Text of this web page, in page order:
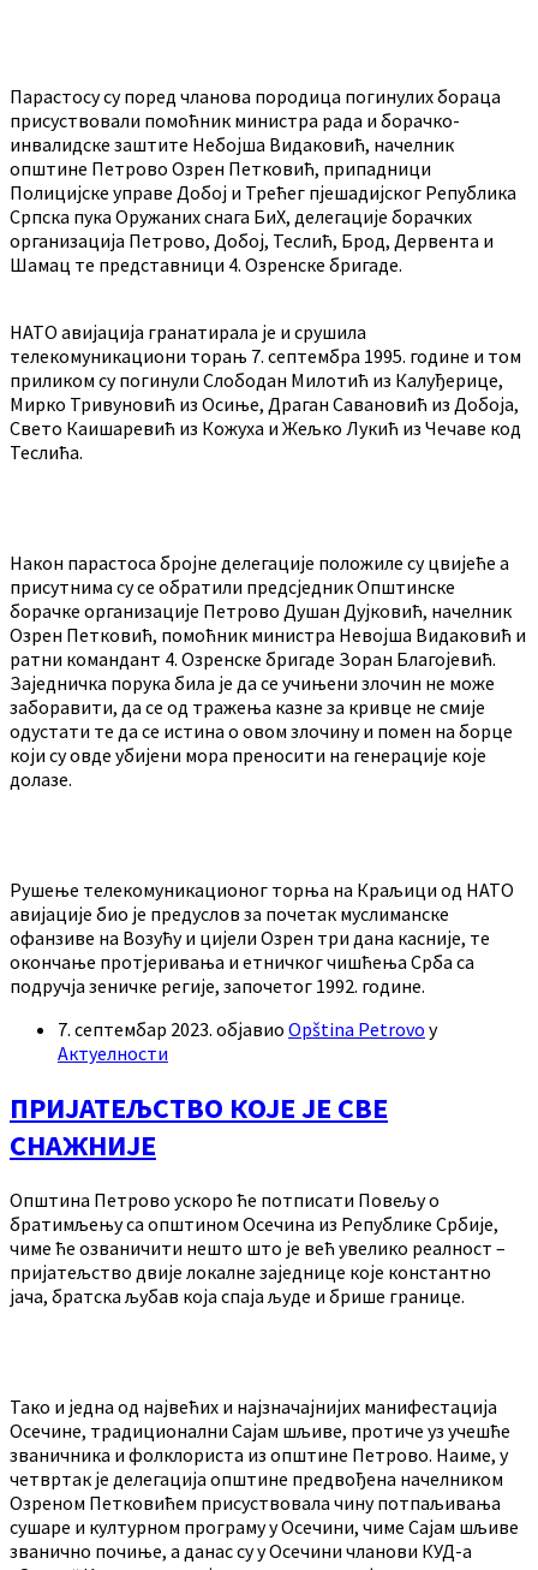
Парастосу су поред чланова породица погинулих бораца
присуствовали помоћник министра рада и борачко-
инвалидске заштите Небојша Видаковић, начелник
општине Петрово Озрен Петковић, припадници
Полицијске управе Добој и Трећег пјешадијског Република
Српска пука Оружаних снага БиХ, делегације борачких
организација Петрово, Добој, Теслић, Брод, Дервента и
Шамац те представници 4. Озренске бригаде.
НАТО авијација гранатирала је и срушила
телекомуникациони торањ 7. септембра 1995. године и том
приликом су погинули Слободан Милотић из Калуђерице,
Мирко Тривуновић из Осиње, Драган Савановић из Добоја,
Свето Каишаревић из Кожуха и Жељко Лукић из Чечаве код
Теслића.
Након парастоса бројне делегације положиле су цвијеће а
присутнима су се обратили предсједник Општинске
борачке организације Петрово Душан Дујковић, начелник
Озрен Петковић, помоћник министра Невојша Видаковић и
ратни командант 4. Озренске бригаде Зоран Благојевић.
Заједничка порука била је да се учињени злочин не може
заборавити, да се од тражења казне за кривце не смије
одустати те да се истина о овом злочину и помен на борце
који су овде убијени мора преносити на генерације које
долазе.
Рушење телекомуникационог торња на Краљици од НАТО
авијације био је предуслов за почетак муслиманске
офанзиве на Возућу и цијели Озрен три дана касније, те
окончање протјеривања и етничког чишћења Срба са
подручја зеничке регије, започетог 1992. године.
7. септембар 2023. објавио Opština Petrovo у
Актуелности
ПРИЈАТЕЉСТВО КОЈЕ ЈЕ СВЕ
СНАЖНИЈЕ
Општина Петрово ускоро ће потписати Повељу о
братимљењу са општином Осечина из Републике Србије,
чиме ће озваничити нешто што је већ увелико реалност –
пријатељство двије локалне заједнице које константно
јача, братска љубав која спаја људе и брише границе.
Тако и једна од највећих и најзначајнијих манифестација
Осечине, традиционални Сајам шљиве, протиче уз учешће
званичника и фолклориста из општине Петрово. Наиме, у
четвртак је делегација општине предвођена начелником
Озреном Петковићем присуствовала чину потпаљивања
сушаре и културном програму у Осечини, чиме Сајам шљиве
званично почиње, а данас су у Осечини чланови КУД-а